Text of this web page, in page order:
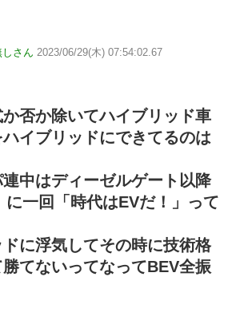
さん 2023/06/29(木) 07:54:02.67
否か除いてハイブリッド車
イブリッドにできてるのは
中はディーゼルゲート以降
に一回「時代はEVだ！」って
に浮気してその時に技術格
てないってなってBEV全振